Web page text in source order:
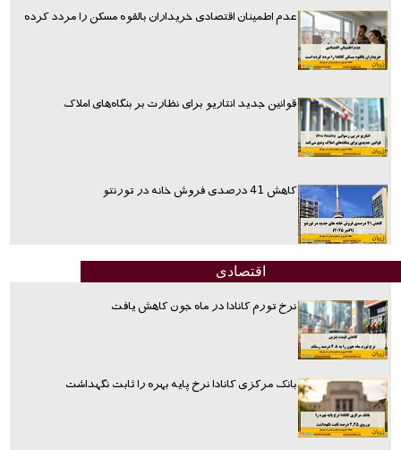
عدم اطمینان اقتصادی خریداران بالقوه مسکن را مردد کرده
قوانین جدید انتاریو برای نظارت بر بنگاه‌های املاک
کاهش 41 درصدی فروش خانه در تورنتو
اقتصادی
نرخ تورم کانادا در ماه جون کاهش یافت
بانک مرکزی کانادا نرخ پایه بهره را ثابت نگهداشت